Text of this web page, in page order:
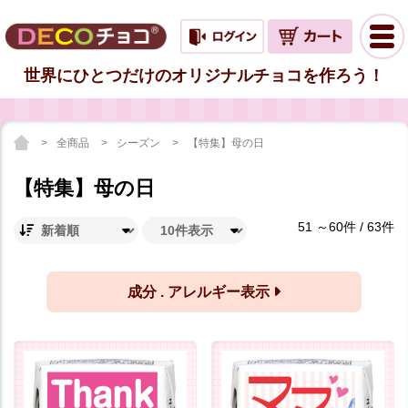
世界にひとつだけのオリジナルチョコを作ろう！
全商品 シーズン 【特集】母の日
【特集】母の日
51 ～60件 / 63件
成分 . アレルギー表示